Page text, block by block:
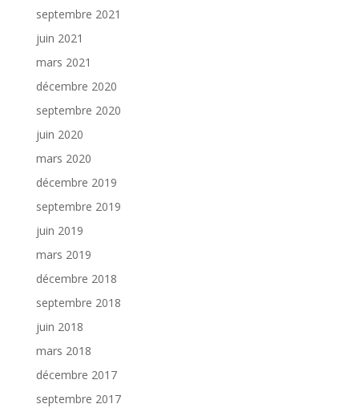
septembre 2021
juin 2021
mars 2021
décembre 2020
septembre 2020
juin 2020
mars 2020
décembre 2019
septembre 2019
juin 2019
mars 2019
décembre 2018
septembre 2018
juin 2018
mars 2018
décembre 2017
septembre 2017